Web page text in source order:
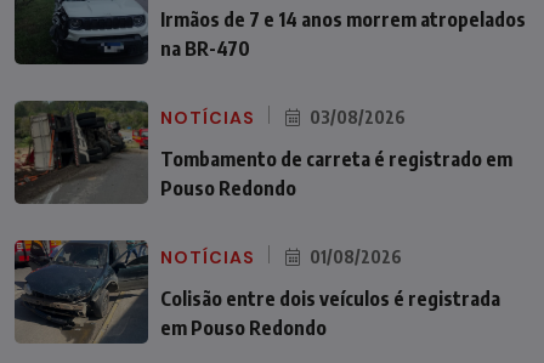
Irmãos de 7 e 14 anos morrem atropelados
na BR-470
NOTÍCIAS 03/08/2026
Tombamento de carreta é registrado em
Pouso Redondo
NOTÍCIAS 01/08/2026
Colisão entre dois veículos é registrada
em Pouso Redondo